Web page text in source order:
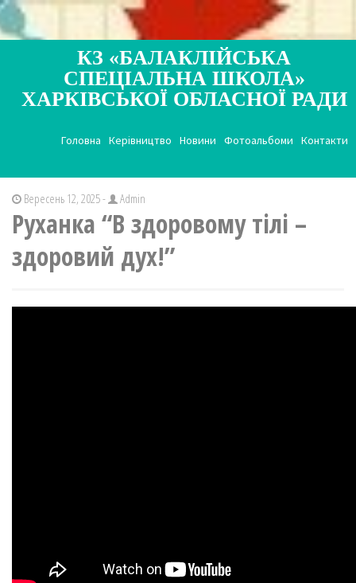
КЗ «БАЛАКЛІЙСЬКА
СПЕЦІАЛЬНА ШКОЛА»
ХАРКІВСЬКОЇ ОБЛАСНОЇ РАДИ
Головна Керівництво Новини Фотоальбоми Контакти
Вересень 12, 2025 - Admin
Руханка “В здоровому тілі –
здоровий дух!”